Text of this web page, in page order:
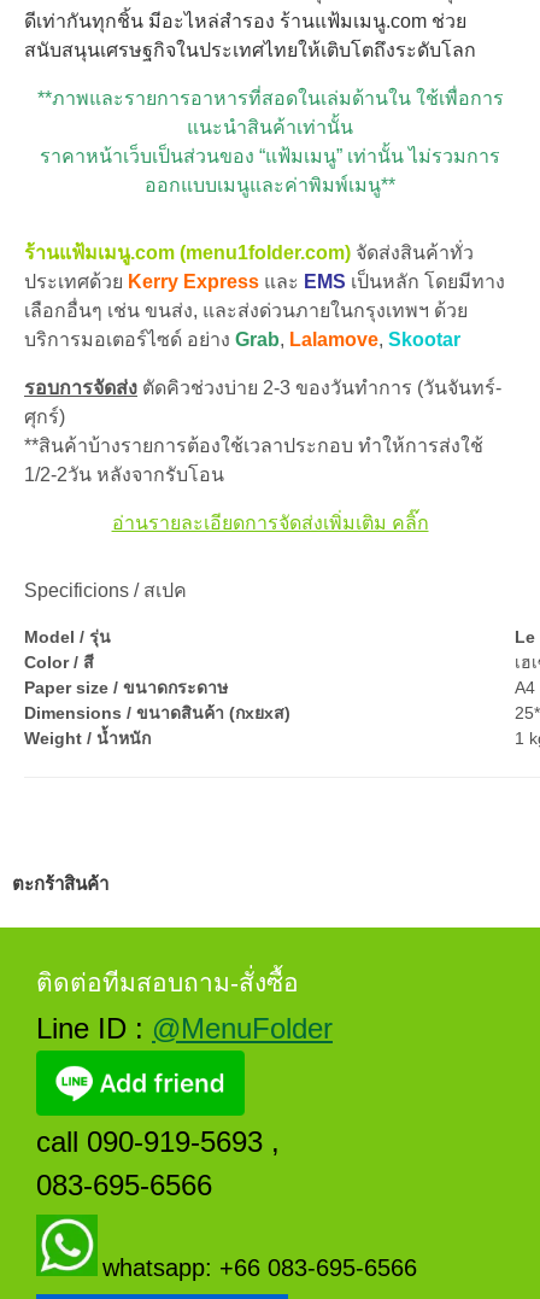
ดีเท่ากันทุกชิ้น มีอะไหล่สำรอง ร้านแฟ้มเมนู.com ช่วย
สนับสนุนเศรษฐกิจในประเทศไทยให้เติบโตถึงระดับโลก
**ภาพและรายการอาหารที่สอดในเล่มด้านใน ใช้เพื่อการ
แนะนำสินค้าเท่านั้น
ราคาหน้าเว็บเป็นส่วนของ “แฟ้มเมนู” เท่านั้น ไม่รวมการ
ออกแบบเมนูและค่าพิมพ์เมนู**
ร้านแฟ้มเมนู.com (menu1folder.com) จัดส่งสินค้าทั่ว
ประเทศด้วย Kerry Express และ EMS เป็นหลัก โดยมีทาง
เลือกอื่นๆ เช่น ขนส่ง, และส่งด่วนภายในกรุงเทพฯ ด้วย
บริการมอเตอร์ไซด์ อย่าง Grab, Lalamove, Skootar
รอบการจัดส่ง ตัดคิวช่วงบ่าย 2-3 ของวันทำการ (วันจันทร์-
ศุกร์)
**สินค้าบ้างรายการต้องใช้เวลาประกอบ ทำให้การส่งใช้
1/2-2วัน หลังจากรับโอน
อ่านรายละเอียดการจัดส่งเพิ่มเติม คลิ๊ก
Specificions / สเปค
Model / รุ่น
Le
Color / สี
เฮ
Paper size / ขนาดกระดาษ
A4
Dimensions / ขนาดสินค้า (กxยxส)
Weight / น้ำหนัก
1
ตะกร้าสินค้า
ติดต่อทีมสอบถาม-สั่งซื้อ
Line ID : @MenuFolder
call 090-919-5693 ,
083-695-6566
whatsapp: +66 083-695-6566